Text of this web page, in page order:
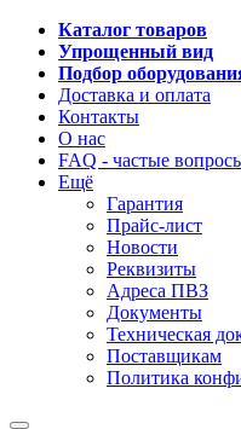
Каталог товаров
Упрощенный вид
Подбор
Доставка и оплата
Контакты
О нас
FAQ - частые
Ещё
Гарантия
Прайс-лист
Новости
Реквизиты
Адреса ПВЗ
Документы
Техническая
Поставщикам
Политика